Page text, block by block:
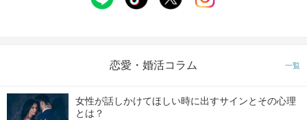
恋愛・婚活コラム 一覧
女性が話しかけてほしい時に出すサインとその心理
とは？